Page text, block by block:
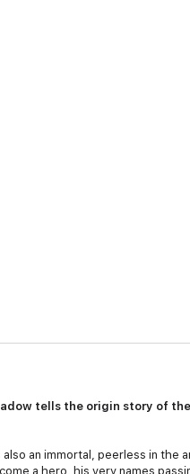
tells the origin story of
an immortal, peerless in the
a hero, his very names